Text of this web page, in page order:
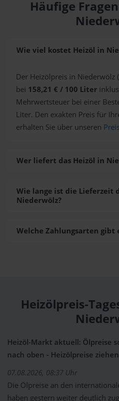
Häufige
Wie viel kostet Heizöl in
Der Heizölpreis in Niederwölz
bei 158,21 € / 100 Liter
Mehrwertsteuer bei einer
Liter. Den exakten Preis für
erhalten Sie über unseren
Wer liefert das Heizöl in
Wie lange ist die Lieferzeit
Niederwölz?
Welche Zahlungsarten gibt
Heizölpreis-
Heizöl-Markt aktuell: Ölpreise
nach oben - Heizölpreise
07.08.2026, 08:37 Uhr
Die Ölpreise an den
haben gestern weiter deutlich